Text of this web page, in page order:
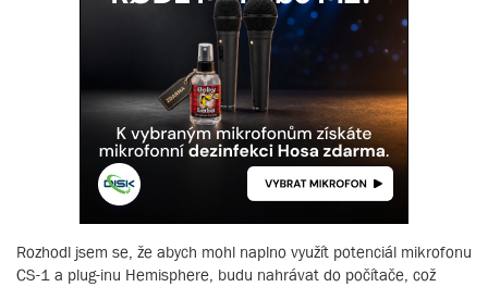
Rozhodl jsem se, že abych mohl naplno využít potenciál mikrofonu
CS-1 a plug-inu Hemisphere, budu nahrávat do počítače, což